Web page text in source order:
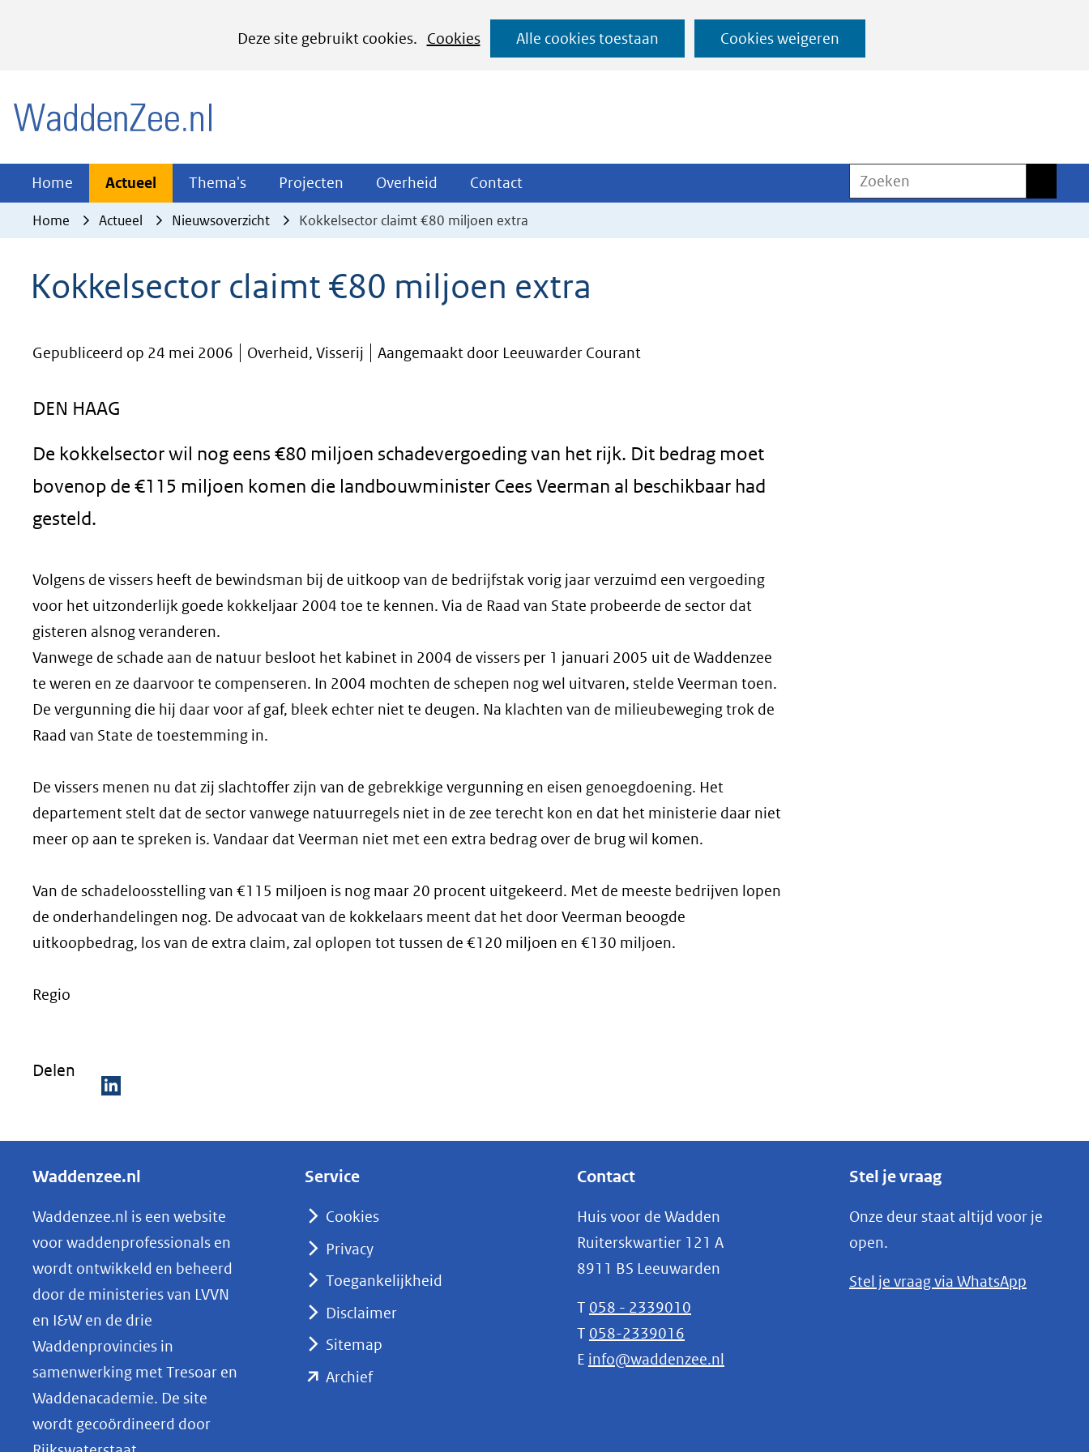
Deze site gebruikt cookies.
Cookies
het
cookies
website
worden
Alle cookies toestaan Cookies weigeren
Ga
naar
Home Actueel Actueel
Uitklappen
Thema's Thema's
Uitklappen
Projecten Projecten
Uitklappen
Overheid Overheid
Uitklappen
Contact
Uitklappen
Zoeken
Home Actueel Nieuwsoverzicht Kokkelsector claimt €80 miljoen extra
Kokkelsector claimt €80 miljoen extra
Gepubliceerd op 24 mei 2006 Overheid, Visserij Aangemaakt door Leeuwarder Courant
DEN HAAG
De kokkelsector wil nog eens €80 miljoen schadevergoeding van het rijk. Dit bedrag moet
bovenop de €115 miljoen komen die landbouwminister Cees Veerman al beschikbaar had
gesteld.
Volgens de vissers heeft de bewindsman bij de uitkoop van de bedrijfstak vorig jaar verzuimd een vergoeding
voor het uitzonderlijk goede kokkeljaar 2004 toe te kennen. Via de Raad van State probeerde de sector dat
gisteren alsnog veranderen.
Vanwege de schade aan de natuur besloot het kabinet in 2004 de vissers per 1 januari 2005 uit de Waddenzee
te weren en ze daarvoor te compenseren. In 2004 mochten de schepen nog wel uitvaren, stelde Veerman toen.
De vergunning die hij daar voor af gaf, bleek echter niet te deugen. Na klachten van de milieubeweging trok de
Raad van State de toestemming in.
De vissers menen nu dat zij slachtoffer zijn van de gebrekkige vergunning en eisen genoegdoening. Het
departement stelt dat de sector vanwege natuurregels niet in de zee terecht kon en dat het ministerie daar niet
meer op aan te spreken is. Vandaar dat Veerman niet met een extra bedrag over de brug wil komen.
Van de schadeloosstelling van €115 miljoen is nog maar 20 procent uitgekeerd. Met de meeste bedrijven lopen
de onderhandelingen nog. De advocaat van de kokkelaars meent dat het door Veerman beoogde
uitkoopbedrag, los van de extra claim, zal oplopen tot tussen de €120 miljoen en €130 miljoen.
Regio
Delen
e
e
n
o
p
L
k
e
d
I
Waddenzee.nl
Waddenzee.nl is een website
voor waddenprofessionals en
wordt ontwikkeld en beheerd
door de ministeries van LVVN
en I&W en de drie
Waddenprovincies in
samenwerking met Tresoar en
Waddenacademie. De site
wordt gecoördineerd door
Service
Cookies
Privacy
Toegankelijkheid
Disclaimer
Sitemap
Archief(opent
Contact
Huis voor de Wadden
Ruiterskwartier 121 A
8911 BS Leeuwarden
T 058 - 2339010
T 058-2339016
E info@waddenzee.nl
Stel je vraag
Onze deur staat altijd voor je
open.
Stel je vraag via WhatsApp